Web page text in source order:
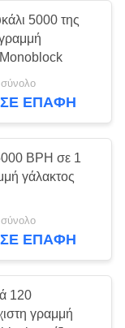
5000 της
ΕΠΑΦΉ
BPH σε 1
γάλακτος
ΕΠΑΦΉ
120
γραμμή